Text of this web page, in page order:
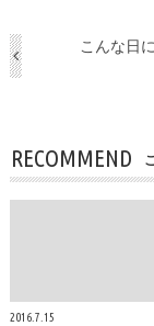
こんな日
RECOMMEND
2016.7.15